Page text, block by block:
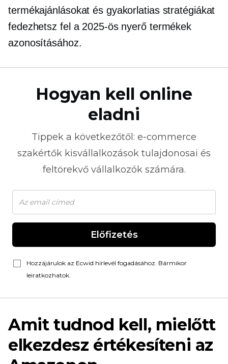
termékajánlásokat és gyakorlatias stratégiákat
fedezhetsz fel a 2025-ös nyerő termékek
azonosításához.
Hogyan kell online
eladni
Tippek a következőtől: e-commerce
szakértők kisvállalkozások tulajdonosai és
feltörekvő vállalkozók számára.
Előfizetés
Hozzájárulok az Ecwid hírlevél fogadásához. Bármikor
leiratkozhatok.
Amit tudnod kell, mielőtt
elkezdesz értékesíteni az